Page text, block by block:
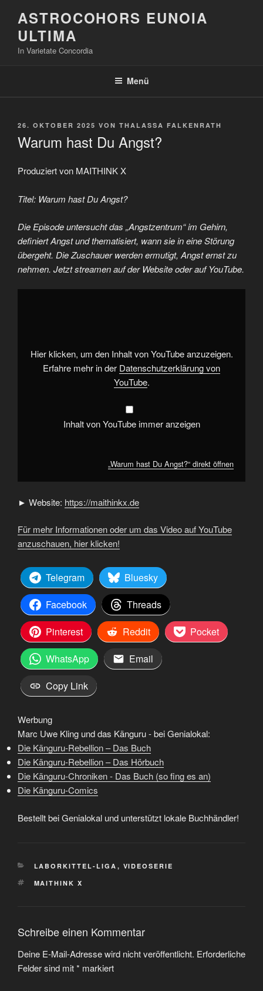
Inhalt
springen
ASTROCOHORS EUNOIA
ULTIMA
In Varietate Concordia
Menü
VERÖFFENTLICHT
26. OKTOBER 2025 VON THALASSA FALKENRATH
Warum hast Du Angst?
Produziert von MAITHINK X
Titel: Warum hast Du Angst?
Die Episode untersucht das „Angstzentrum“ im Gehirn,
definiert Angst und thematisiert, wann sie in eine Störung
übergeht. Die Zuschauer werden ermutigt, Angst ernst zu
nehmen. Jetzt streamen auf der Website oder auf YouTube.
„Warum
Hier klicken, um den Inhalt von YouTube anzuzeigen.
Erfahre mehr in der Datenschutzerklärung von
YouTube.
Inhalt von YouTube immer anzeigen
„Warum hast Du Angst?“ direkt öffnen
► Website: https://maithinkx.de
Für mehr Informationen oder um das Video auf YouTube
anzuschauen, hier klicken!
Telegram
Bluesky
Facebook
Threads
Pinterest
Reddit
Pocket
WhatsApp
Email
Copy Link
Werbung
Marc Uwe Kling und das Känguru - bei Genialokal:
Die Känguru-Rebellion – Das Buch
Die Känguru-Rebellion – Das Hörbuch
Die Känguru-Chroniken - Das Buch (so fing es an)
Die Känguru-Comics
Bestellt bei Genialokal und unterstützt lokale Buchhändler!
KATEGORIEN
LABORKITTEL-LIGA , VIDEOSERIE
SCHLAGWÖRTER
MAITHINK X
Schreibe einen Kommentar
Deine E-Mail-Adresse wird nicht veröffentlicht. Erforderliche
Felder sind mit* markiert